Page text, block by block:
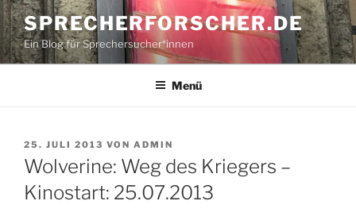
Zum
Inhalt
springen
SPRECHERFORSCHER.DE
Ein Blog für Sprechersucher*innen
Menü
VERÖFFENTLICHT
AM
25. JULI 2013 VON ADMIN
Wolverine: Weg des Kriegers –
Kinostart: 25.07.2013